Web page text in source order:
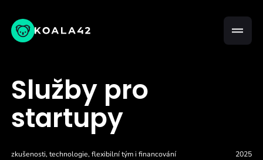
Služby pro
startupy
zkušenosti, technologie, flexibilní tým i financování 2025